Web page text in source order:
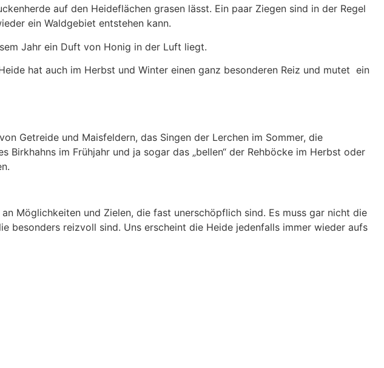
auf den Heideflächen grasen lässt. Ein paar Ziegen sind in der Regel
ein Waldgebiet entstehen kann.
Jahr ein Duft von Honig in der Luft liegt.
hat auch im Herbst und Winter einen ganz besonderen Reiz und mutet ein
Getreide und Maisfeldern, das Singen der Lerchen im Sommer, die
Birkhahns im Frühjahr und ja sogar das „bellen“ der Rehböcke im Herbst oder
Möglichkeiten und Zielen, die fast unerschöpflich sind. Es muss gar nicht die
besonders reizvoll sind. Uns erscheint die Heide jedenfalls immer wieder aufs